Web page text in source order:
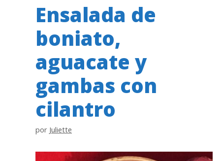
Ensalada de
boniato,
aguacate y
gambas con
cilantro
por Juliette